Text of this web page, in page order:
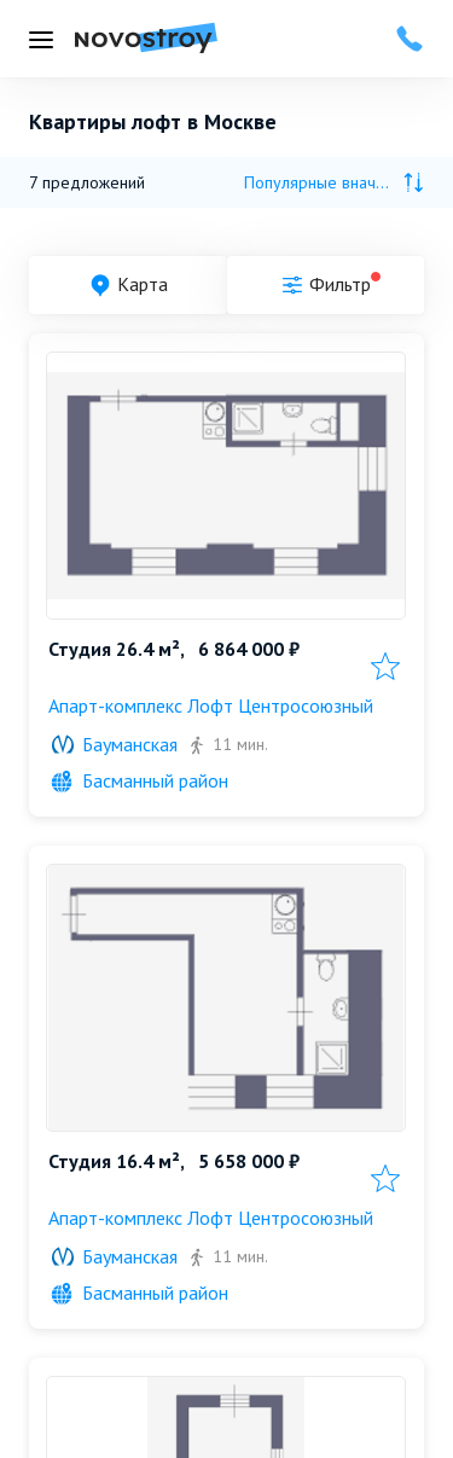
Меню
Квартиры лофт в Москве
7 предложений Популярные вначале
Карта Фильтр
Студия 26.4 м², 6 864 000 ₽
Апарт-комплекс Лофт Центросоюзный
Бауманская
11 мин.
Басманный район
Студия 16.4 м², 5 658 000 ₽
Апарт-комплекс Лофт Центросоюзный
Бауманская
11 мин.
Басманный район